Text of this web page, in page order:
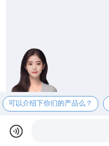
可以介绍下你们的产品么？